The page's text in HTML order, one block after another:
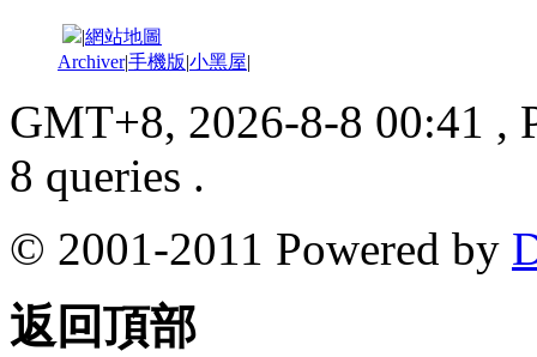
|網站地圖
Archiver|手機版|小黑屋|
GMT+8, 2026-8-8 00:41 ,
8 queries .
© 2001-2011 Powered by
返回頂部